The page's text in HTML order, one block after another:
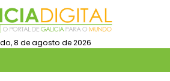
8 de agosto de 2026